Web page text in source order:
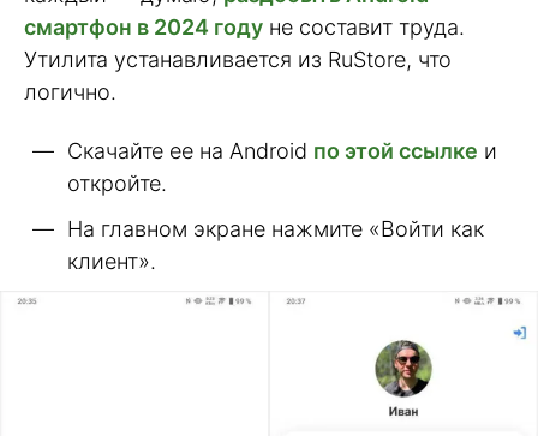
смартфон в 2024 году не составит труда.
Утилита устанавливается из RuStore, что
логично.
Скачайте ее на Android по этой ссылке и
откройте.
На главном экране нажмите «Войти как
клиент».